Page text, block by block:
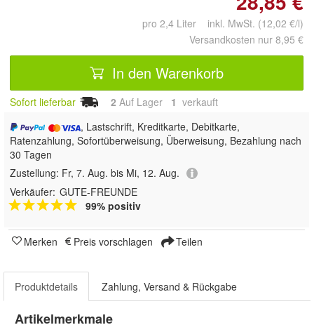
pro 2,4 Liter inkl. MwSt. (12,02 €/l)
Versandkosten nur 8,95 €
In den Warenkorb
Sofort lieferbar 2 Auf Lager 1 verkauft
, Lastschrift, Kreditkarte, Debitkarte,
Ratenzahlung, Sofortüberweisung, Überweisung, Bezahlung nach
30 Tagen
Zustellung: Fr, 7. Aug. bis Mi, 12. Aug.
Verkäufer: GUTE-FREUNDE
99% positiv
Merken Preis vorschlagen Teilen
Produktdetails Zahlung, Versand & Rückgabe
Artikelmerkmale